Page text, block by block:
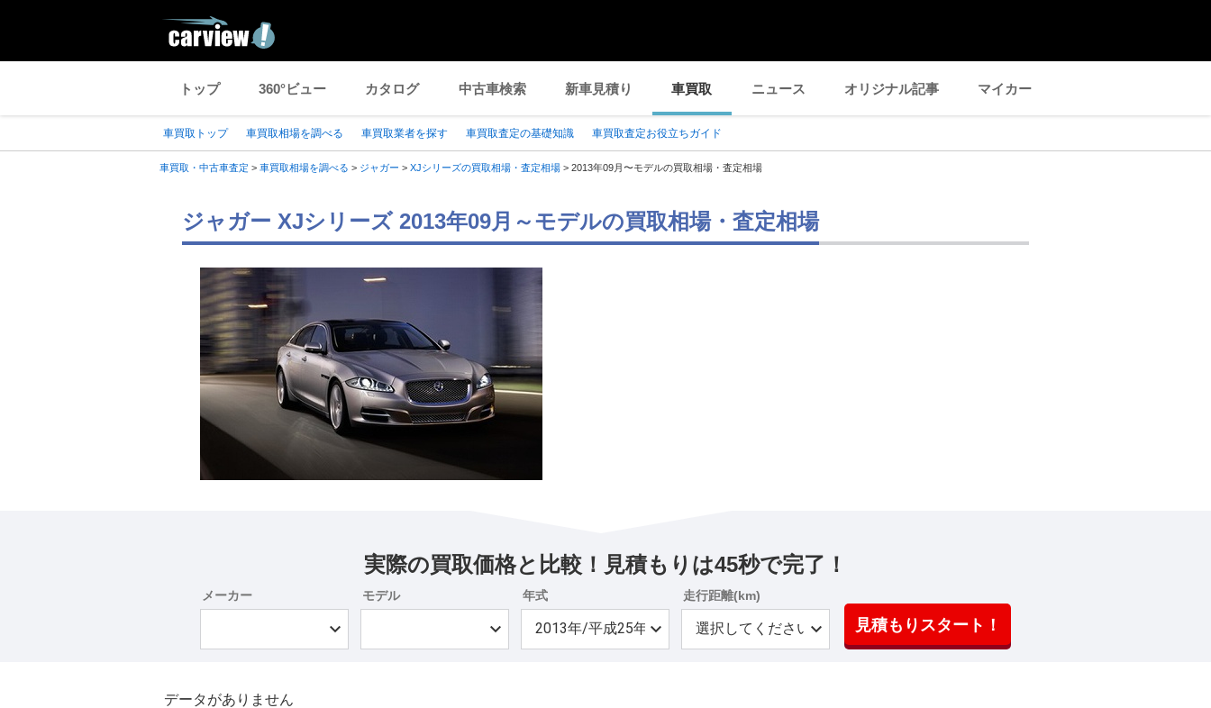
トップ 360°ビュー カタログ 中古車検索 新車見積り 車買取 ニュース オリジナル記事 マイカー
車買取トップ 車買取相場を調べる 車買取業者を探す 車買取査定の基礎知識 車買取査定お役立ちガイド
車買取・中古車査定 > 車買取相場を調べる > ジャガー > XJシリーズの買取相場・査定相場 > 2013年09月〜モデルの買取相場・査定相場
ジャガー XJシリーズ 2013年09月～モデルの買取相場・査定相場
実際の買取価格と比較！見積もりは45秒で完了！
メーカー モデル 年式 走行距離(km)
見積もりスタート！
データがありません